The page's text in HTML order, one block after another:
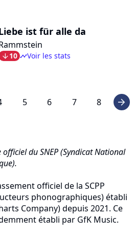
ist für alle da
arrow_bot10 timelineVoir les stats
5 6 7 8 arrow_right
du SNEP (Syndicat National
officiel de la SCPP
phonographiques) établi
Company) depuis 2021. Ce
établi par GfK Music.